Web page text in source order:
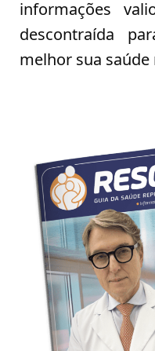
informações
descontraída
melhor sua